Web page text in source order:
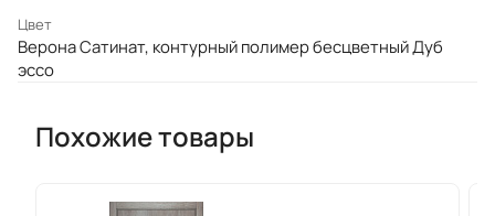
Цвет
Верона Сатинат, контурный полимер бесцветный Дуб
эссо
Похожие товары